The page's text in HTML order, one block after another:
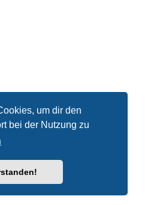
um dir den
bei der Nutzung zu